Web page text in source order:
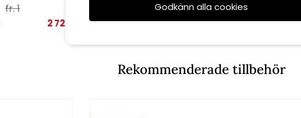
fr. 1
2 720 kr 3 200 kr 2 040 kr 2 400 kr
Rekommenderade tillbehör
Godkänn alla cookies